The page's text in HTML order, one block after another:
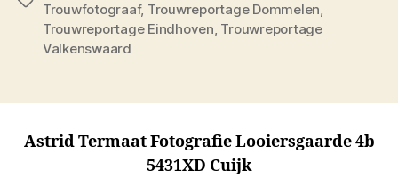
Trouwfotograaf, Trouwreportage Dommelen,
Trouwreportage Eindhoven, Trouwreportage
Valkenswaard
Astrid Termaat Fotografie Looiersgaarde 4b
5431XD Cuijk